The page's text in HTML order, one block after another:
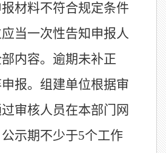
材料不符合规定条件
当一次性告知申报人
内容。逾期未补正
报。组建单位根据审
审核人员在本部门 网
公示期不少于5个工作